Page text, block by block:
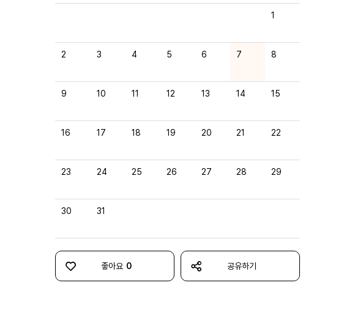
1
2 3 4 5 6 7 8
9 10 11 12 13 14 15
16 17 18 19 20 21 22
23 24 25 26 27 28 29
30 31
좋아요 0 공유하기